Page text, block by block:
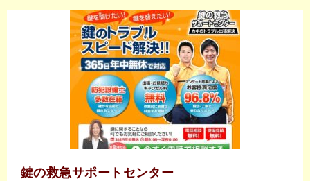
鍵の救急サポートセンター